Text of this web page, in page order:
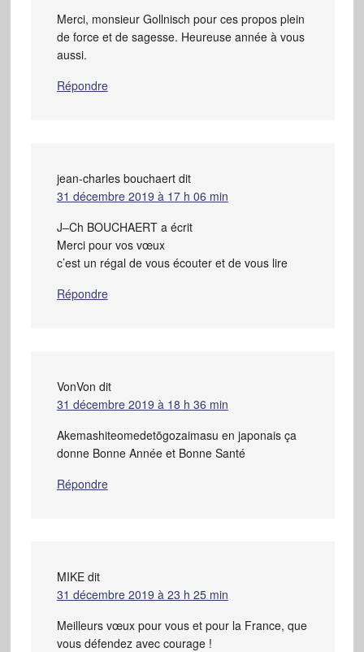
Merci, monsieur Gollnisch pour ces propos plein
de force et de sagesse. Heureuse année à vous
aussi.
Répondre
jean-charles bouchaert dit
31 décembre 2019 à 17 h 06 min
J–Ch BOUCHAERT a écrit
Merci pour vos vœux
c’est un régal de vous écouter et de vous lire
Répondre
VonVon dit
31 décembre 2019 à 18 h 36 min
Akemashiteomedetōgozaimasu en japonais ça
donne Bonne Année et Bonne Santé
Répondre
MIKE dit
31 décembre 2019 à 23 h 25 min
Meilleurs vœux pour vous et pour la France, que
vous défendez avec courage !